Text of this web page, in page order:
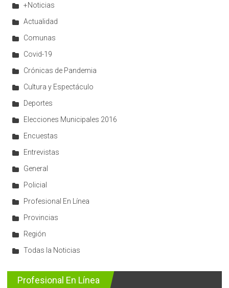
+Noticias
Actualidad
Comunas
Covid-19
Crónicas de Pandemia
Cultura y Espectáculo
Deportes
Elecciones Municipales 2016
Encuestas
Entrevistas
General
Policial
Profesional En Línea
Provincias
Región
Todas la Noticias
Profesional En Línea